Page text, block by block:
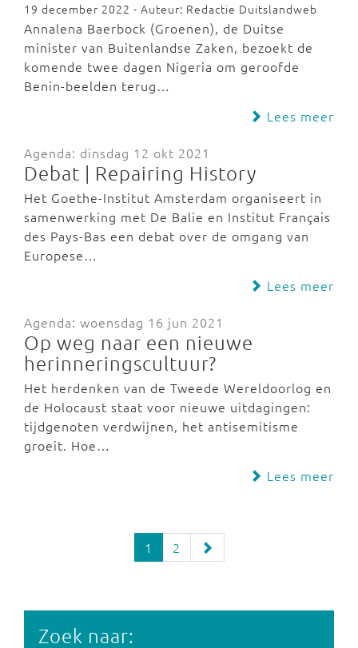
19 december 2022 - Auteur: Redactie Duitslandweb
Annalena Baerbock (Groenen), de Duitse
minister van Buitenlandse Zaken, bezoekt de
komende twee dagen Nigeria om geroofde
Benin-beelden terug…
Lees meer
Agenda: dinsdag 12 okt 2021
Debat | Repairing History
Het Goethe-Institut Amsterdam organiseert in
samenwerking met De Balie en Institut Français
des Pays-Bas een debat over de omgang van
Europese…
Lees meer
Agenda: woensdag 16 jun 2021
Op weg naar een nieuwe
herinneringscultuur?
Het herdenken van de Tweede Wereldoorlog en
de Holocaust staat voor nieuwe uitdagingen:
tijdgenoten verdwijnen, het antisemitisme
groeit. Hoe…
Lees meer
1 2
Zoek naar: